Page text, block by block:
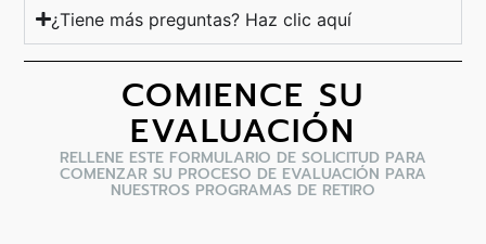
¿Tiene más preguntas? Haz clic aquí
COMIENCE SU
EVALUACIÓN
RELLENE ESTE FORMULARIO DE SOLICITUD PARA
COMENZAR SU PROCESO DE EVALUACIÓN PARA
NUESTROS PROGRAMAS DE RETIRO